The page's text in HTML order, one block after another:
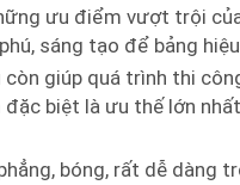
ưu điểm vượt trội
sáng tạo để bảng
giúp quá trình thi
biệt là ưu thế lớn
bóng, rất dễ dàng